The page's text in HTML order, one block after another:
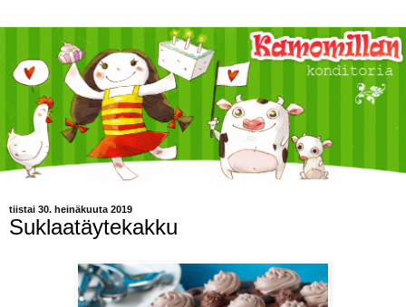
tiistai 30. heinäkuuta 2019
Suklaatäytekakku